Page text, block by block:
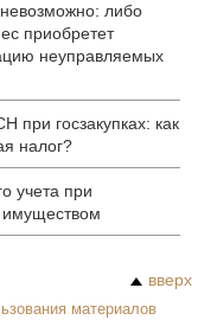
либо
приобретет
неуправляемых
при госзакупках: как
налог?
учета при
имуществом
вверх
материалов